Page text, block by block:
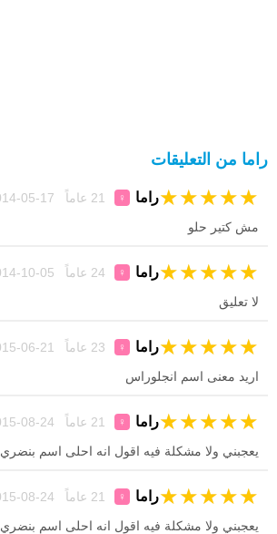
راما من التعليقات
راما ♀ ★
★
★
★
★
مش كتير حلو
راما ♀ ★
★
★
★
★
لا تعليق
راما ♀ ★
★
★
★
★
اريد معنى اسم انجلوراس
راما ♀ ★
★
★
★
★
يعجبني ولا مشكلة فيه اقول انه احلى اسم بنضري
راما ♀ ★
★
★
★
★
يعجبني ولا مشكلة فيه اقول انه احلى اسم بنضري